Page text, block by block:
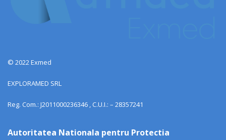
© 2022 Exmed
EXPLORAMED SRL
Reg. Com.: J2011000236346 , C.U.I.: – 28357241
Autoritatea Nationala pentru Protectia